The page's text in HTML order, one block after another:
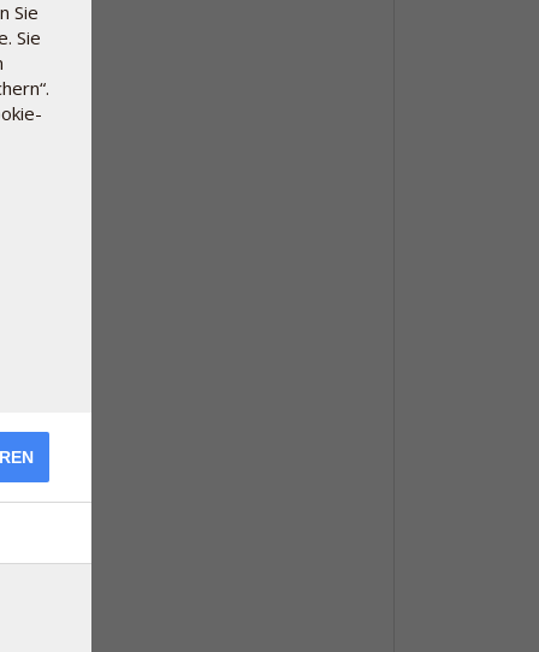
Sie
Sie